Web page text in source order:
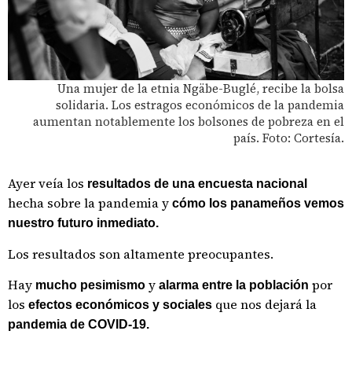
Una mujer de la etnia Ngäbe-Buglé, recibe la bolsa
solidaria. Los estragos económicos de la pandemia
aumentan notablemente los bolsones de pobreza en el
país. Foto: Cortesía.
Ayer veía los resultados de una encuesta nacional
hecha sobre la pandemia y cómo los panameños vemos
nuestro futuro inmediato.
Los resultados son altamente preocupantes.
Hay mucho pesimismo y alarma entre la población por
los efectos económicos y sociales que nos dejará la
pandemia de COVID-19.